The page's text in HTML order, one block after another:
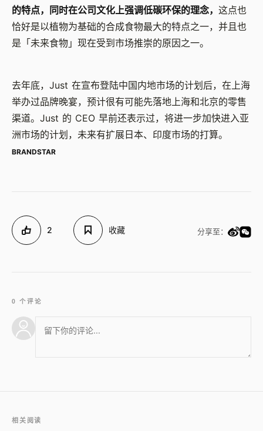
的特点，同时在公司文化上强调低碳环保的理念， 这点也
恰好是以植物为基础的合成食物最大的特点之一，并且也
是「未来食物」现在受到市场推崇的原因之一。
去年底， Just 在宣布登陆中国内地市场的计划后，在上海
举办过品牌晚宴，预计很有可能先落地上海和北京的零售
渠道。 Just 的 CEO 早前还表示过，将进一步加快进入亚
洲市场的计划，未来有扩展日本、印度市场的打算。
BRANDSTAR
2 收藏 分享至：
0 个评论
相关阅读